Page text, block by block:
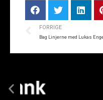
FORRIGE
Bag Linjerne med Lukas